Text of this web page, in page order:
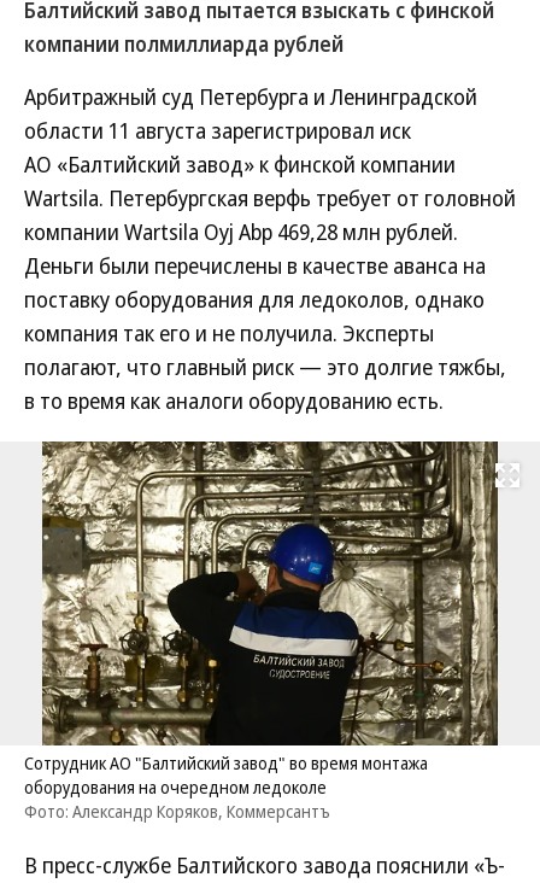
Балтийский завод пытается взыскать с финской
компании полмиллиарда рублей
Арбитражный суд Петербурга и Ленинградской
области 11 августа зарегистрировал иск
АО «Балтийский завод» к финской компании
Wartsila. Петербургская верфь требует от головной
компании Wartsila Oyj Abp 469,28 млн рублей.
Деньги были перечислены в качестве аванса на
поставку оборудования для ледоколов, однако
компания так его и не получила. Эксперты
полагают, что главный риск — это долгие тяжбы,
в то время как аналоги оборудованию есть.
Развернуть
Сотрудник АО "Балтийский завод" во время монтажа
оборудования на очередном ледоколе
Фото: Александр Коряков, Коммерсантъ
В пресс-службе Балтийского завода пояснили «Ъ-